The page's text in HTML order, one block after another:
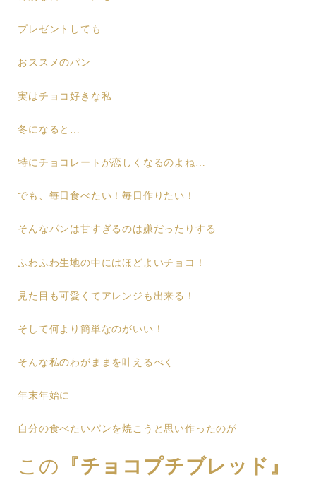
プレゼントしても
おススメのパン
実はチョコ好きな私
冬になると…
特にチョコレートが恋しくなるのよね…
でも、毎日食べたい！毎日作りたい！
そんなパンは甘すぎるのは嫌だったりする
ふわふわ生地の中にはほどよいチョコ！
見た目も可愛くてアレンジも出来る！
そして何より簡単なのがいい！
そんな私のわがままを叶えるべく
年末年始に
自分の食べたいパンを焼こうと思い作ったのが
この 『チョコプチブレッド』